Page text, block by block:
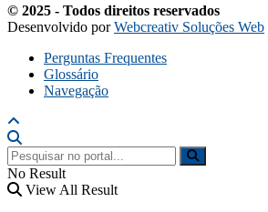
© 2025 - Todos direitos reservados
Desenvolvido porWebcreativ Soluções Web
Perguntas Frequentes
Glossário
Navegação
No Result
View All Result